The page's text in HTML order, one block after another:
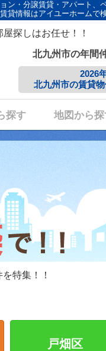
ン・分譲賃貸・アパート、
貸情報はアイユーホームで
探しはお任せ！！
北九州市の年間
2026
北九州市の賃貸
探す 地図から
特集！！
戸畑区